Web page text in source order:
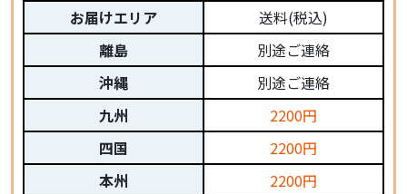
お届けエリア
離島
沖縄
九州
四国
本州
送料(税込)
別途ご連絡
別途ご連絡
2200円
2200円
2200円